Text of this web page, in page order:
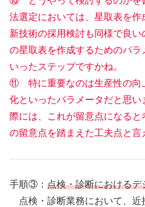
法選定においては、星取表を作
新技術の採用検討も同様で良い
の星取表を作成するためのパラ
いったステップですかね。
⑪ 特に重要なのは生産性の向
化といったパラメータだと思
際には、これが留意点になると
の留意点を踏まえた工夫点と言
手順③： 点検・診断におけるデ
点検・診断業務において、近